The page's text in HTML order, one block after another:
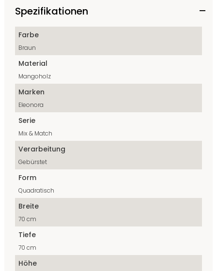
Spezifikationen
Farbe
Braun
Material
Mangoholz
Marken
Eleonora
Serie
Mix & Match
Verarbeitung
Gebürstet
Form
Quadratisch
Breite
70 cm
Tiefe
70 cm
Höhe